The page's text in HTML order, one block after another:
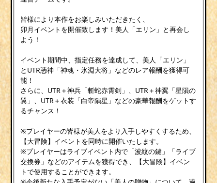
皆様により本作をお楽しみいただきたく、
卯月イベントを開催致します！美人「エリン」と再会し
よう！
イベント期間中、指定任務を達成して、美人「エリン」
とUTR憑神「神魂・氷淵大将」などのレア報酬を獲得可
能！
さらに、UTR＋神兵「斬蛇赤霄剣」、UTR＋神翼「星隕の
翼」、UTR＋衣装「白帝隕星」などの豪華報酬をゲットす
るチャンス！
※プレイヤーの皆様が美人をより入手しやすくするため、
【大冒険】イベントを同時に開催いたします。
※プレイヤーはライブイベント内で「波紋の鍵」「ライブ
交換券」などのアイテムを獲得でき、【大冒険】イベン
トで使用することができます。